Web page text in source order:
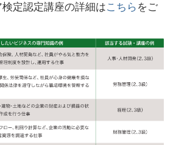
定認定講座の詳細はこちら をご